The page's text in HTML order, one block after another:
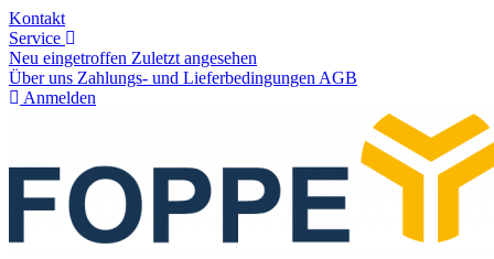
Kontakt
Service
Neu eingetroffen Zuletzt angesehen
Über uns Zahlungs- und Lieferbedingungen AGB
Anmelden